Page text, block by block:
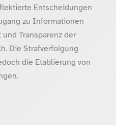
Entscheidungen
zu Informationen
Transparenz der
Die Strafverfolgung
die Etablierung von